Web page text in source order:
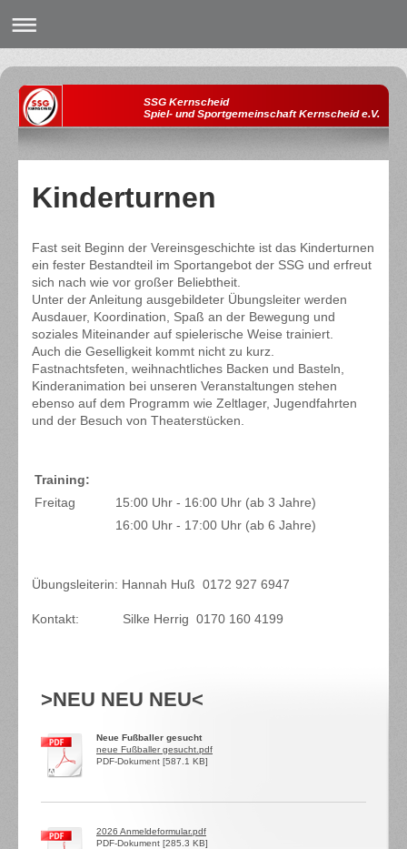
SSG Kernscheid
Spiel- und Sportgemeinschaft Kernscheid e.V.
Kinderturnen
Fast seit Beginn der Vereinsgeschichte ist das Kinderturnen
ein fester Bestandteil im Sportangebot der SSG und erfreut
sich nach wie vor großer Beliebtheit.
Unter der Anleitung ausgebildeter Übungsleiter werden
Ausdauer, Koordination, Spaß an der Bewegung und
soziales Miteinander auf spielerische Weise trainiert.
Auch die Geselligkeit kommt nicht zu kurz.
Fastnachtsfeten, weihnachtliches Backen und Basteln,
Kinderanimation bei unseren Veranstaltungen stehen
ebenso auf dem Programm wie Zeltlager, Jugendfahrten
und der Besuch von Theaterstücken.
Training:
Freitag
15:00 Uhr - 16:00 Uhr (ab 3 Jahre)
16:00 Uhr - 17:00 Uhr (ab 6 Jahre)
Übungsleiterin: Hannah Huß 0172 927 6947
Kontakt: Silke Herrig 0170 160 4199
>NEU NEU NEU<
Neue Fußballer gesucht
neue Fußballer gesucht.pdf
PDF-Dokument [587.1 KB]
2026 Anmeldeformular.pdf
PDF-Dokument [285.3 KB]